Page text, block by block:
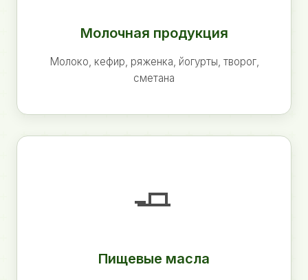
Молочная продукция
Молоко, кефир, ряженка, йогурты, творог,
сметана
🧈
Пищевые масла